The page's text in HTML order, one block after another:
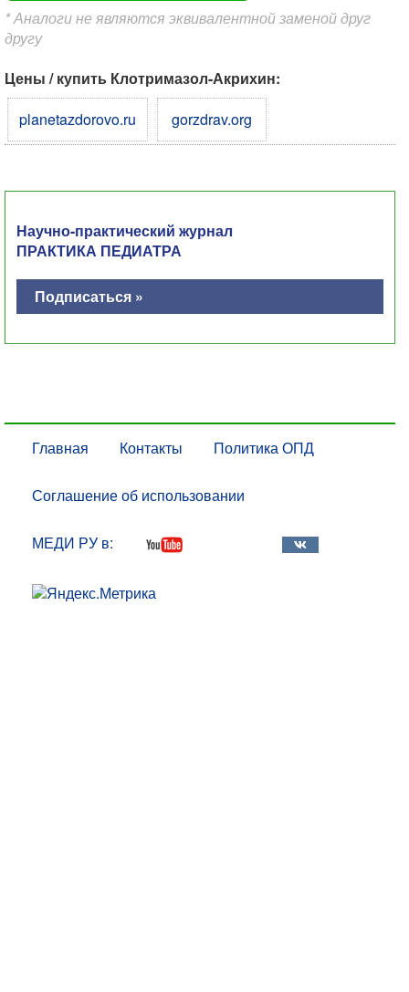
* Аналоги не являются эквивалентной заменой друг
другу
Цены / купить Клотримазол-Акрихин:
planetazdorovo.ru
gorzdrav.org
Научно-практический журнал
ПРАКТИКА ПЕДИАТРА
Подписаться »
Главная Контакты Политика ОПД
Соглашение об использовании
МЕДИ РУ в: